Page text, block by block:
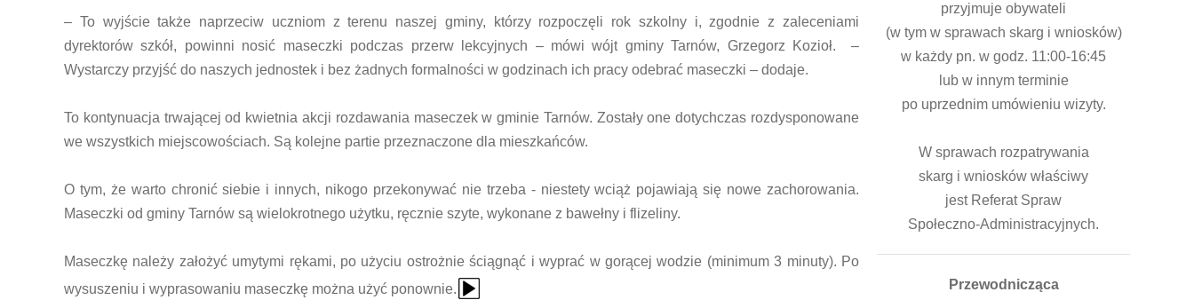
– To wyjście także naprzeciw uczniom z terenu naszej gminy, którzy rozpoczęli rok szkolny i, zgodnie z zaleceniami
dyrektorów szkół, powinni nosić maseczki podczas przerw lekcyjnych – mówi wójt gminy Tarnów, Grzegorz Kozioł. –
Wystarczy przyjść do naszych jednostek i bez żadnych formalności w godzinach ich pracy odebrać maseczki – dodaje.
To kontynuacja trwającej od kwietnia akcji rozdawania maseczek w gminie Tarnów. Zostały one dotychczas rozdysponowane
we wszystkich miejscowościach. Są kolejne partie przeznaczone dla mieszkańców.
O tym, że warto chronić siebie i innych, nikogo przekonywać nie trzeba - niestety wciąż pojawiają się nowe zachorowania.
Maseczki od gminy Tarnów są wielokrotnego użytku, ręcznie szyte, wykonane z bawełny i flizeliny.
Maseczkę należy założyć umytymi rękami, po użyciu ostrożnie ściągnąć i wyprać w gorącej wodzie (minimum 3 minuty). Po
wysuszeniu i wyprasowaniu maseczkę można użyć ponownie.
{Play}
przyjmuje obywateli
(w tym w sprawach skarg i wniosków)
w każdy pn. w godz. 11:00-16:45
lub w innym terminie
po uprzednim umówieniu wizyty.
W sprawach rozpatrywania
skarg i wniosków właściwy
jest Referat Spraw
Społeczno-Administracyjnych.
Przewodnicząca